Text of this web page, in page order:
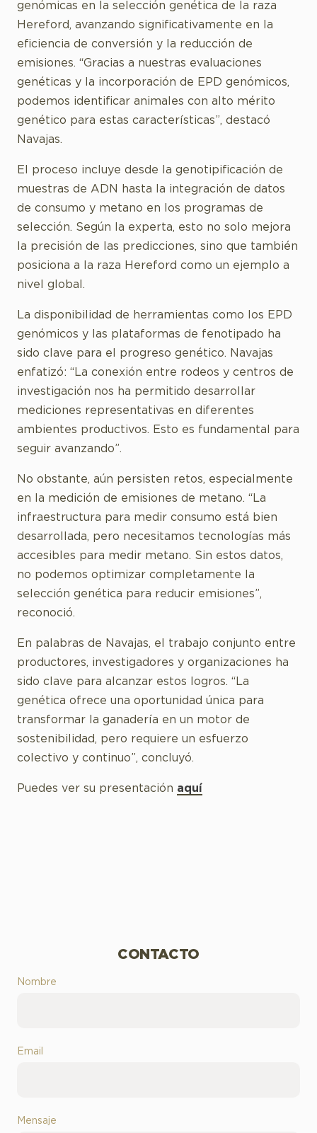
genómicas en la selección genética de la raza
Hereford, avanzando significativamente en la
eficiencia de conversión y la reducción de
emisiones. “Gracias a nuestras evaluaciones
genéticas y la incorporación de EPD genómicos,
podemos identificar animales con alto mérito
genético para estas características”, destacó
Navajas.
El proceso incluye desde la genotipificación de
muestras de ADN hasta la integración de datos
de consumo y metano en los programas de
selección. Según la experta, esto no solo mejora
la precisión de las predicciones, sino que también
posiciona a la raza Hereford como un ejemplo a
nivel global.
La disponibilidad de herramientas como los EPD
genómicos y las plataformas de fenotipado ha
sido clave para el progreso genético. Navajas
enfatizó: “La conexión entre rodeos y centros de
investigación nos ha permitido desarrollar
mediciones representativas en diferentes
ambientes productivos. Esto es fundamental para
seguir avanzando”.
No obstante, aún persisten retos, especialmente
en la medición de emisiones de metano. “La
infraestructura para medir consumo está bien
desarrollada, pero necesitamos tecnologías más
accesibles para medir metano. Sin estos datos,
no podemos optimizar completamente la
selección genética para reducir emisiones”,
reconoció.
En palabras de Navajas, el trabajo conjunto entre
productores, investigadores y organizaciones ha
sido clave para alcanzar estos logros. “La
genética ofrece una oportunidad única para
transformar la ganadería en un motor de
sostenibilidad, pero requiere un esfuerzo
colectivo y continuo”, concluyó.
Puedes ver su presentación aquí
CONTACTO
Nombre
Email
Mensaje